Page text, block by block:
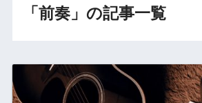
「前奏」の記事一覧